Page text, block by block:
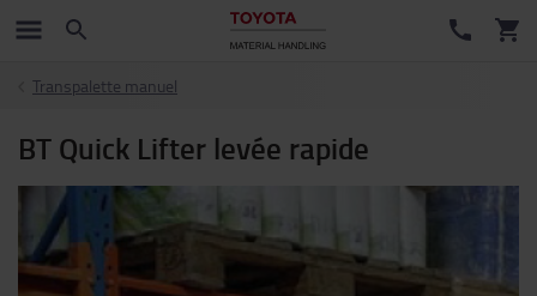
Transpalette manuel
BT Quick Lifter levée rapide